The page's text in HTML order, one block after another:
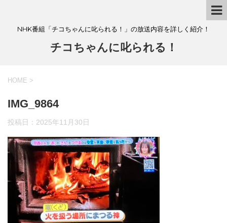
NHK番組「チコちゃんに叱られる！」の放送内容を詳しく紹介！
チコちゃんに叱られる！
HOME >
IMG_9864
投稿日： 2025年11月30日